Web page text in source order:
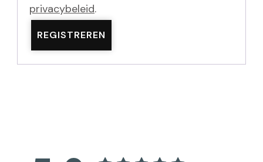
privacybeleid.
REGISTREREN